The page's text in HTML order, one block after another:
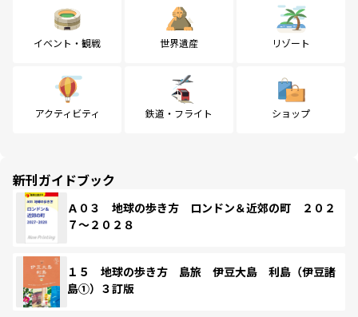
イベント・観戦 世界遺産 リゾート
アクティビティ 鉄道・フライト ショップ
新刊ガイドブック
Ａ０３ 地球の歩き方 ロンドン＆近郊の町 ２０２
７～２０２８
１５ 地球の歩き方 島旅 伊豆大島 利島（伊豆諸
島①）３訂版